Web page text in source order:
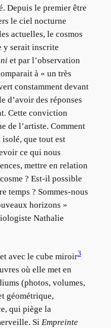
Depuis le premier être
le ciel nocturne
actuelles, le cosmos
y serait inscrite
et par l’observation
à « un très
constamment devant
d’avoir des réponses
Cette conviction
de l’artiste. Comment
isolé, que tout est
ce qui nous
mettre en relation
? Est-il possible
temps ? Sommes-nous
horizons »
Nathalie
avec le cube miroir3
où elle met en
(photos, volumes,
géométrique,
qui piège la
Si Empreinte